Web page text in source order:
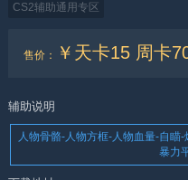
CS2辅助通用专区
售价 ： ￥天卡15 周卡
辅助说明
人物骨骼-人物方框-人物血量-自瞄
暴力